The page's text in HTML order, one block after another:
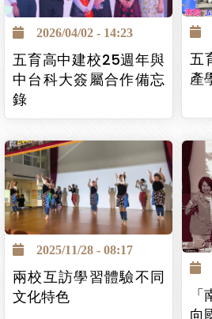
2026/04/02 - 14:23
五育高中建校25週年與
中台科大簽屬合作備忘
錄
五
產
2025/11/28 - 08:17
兩校互訪學習體驗不同
文化特色